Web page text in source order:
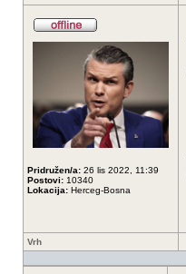
Pridružen/a: 26 lis 2022, 11:39
Postovi: 10340
Lokacija: Herceg-Bosna
Vrh